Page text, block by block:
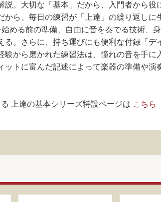
説。大切な「基本」だから、入門者から
から、毎日の練習が「上達」の繰り返しに
める前の準備、自由に音を奏でる技術、
る。さらに、持ち運びにも便利な付録「
験から磨かれた練習法は、憧れの音を手に
ットに富んだ記述によって楽器の準備や
上達の基本シリーズ特設ページは こちら